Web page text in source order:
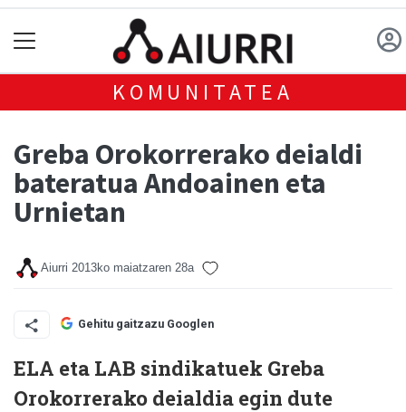
KOMUNITATEA
Greba Orokorrerako deialdi
bateratua Andoainen eta
Urnietan
Aiurri 2013ko maiatzaren 28a
Gehitu gaitzazu Googlen
ELA eta LAB sindikatuek Greba
Orokorrerako deialdia egin dute